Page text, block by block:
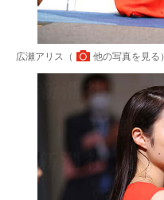
広瀬アリス（ 他の写真を見る ）